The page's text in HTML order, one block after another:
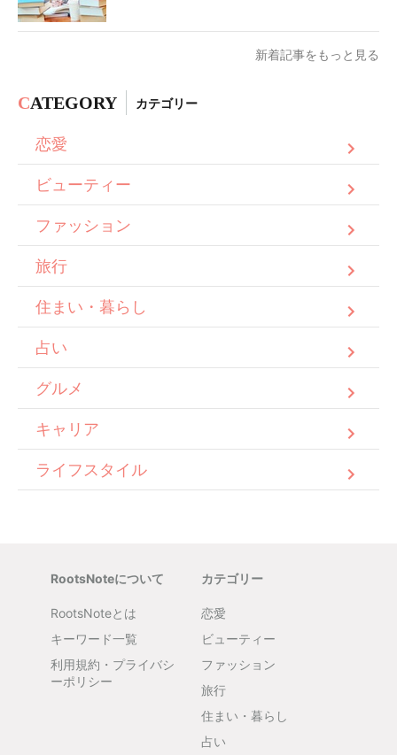
新着記事をもっと見る
CATEGORY カテゴリー
恋愛
ビューティー
ファッション
旅行
住まい・暮らし
占い
グルメ
キャリア
ライフスタイル
RootsNoteについて
RootsNoteとは
キーワード一覧
利用規約・プライバシ
ーポリシー
カテゴリー
恋愛
ビューティー
ファッション
旅行
住まい・暮らし
占い